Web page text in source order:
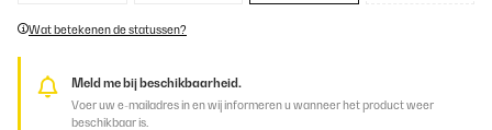
Wat betekenen de statussen?
Meld me bij beschikbaarheid.
Voer uw e-mailadres in en wij informeren u wanneer het product weer
beschikbaar is.